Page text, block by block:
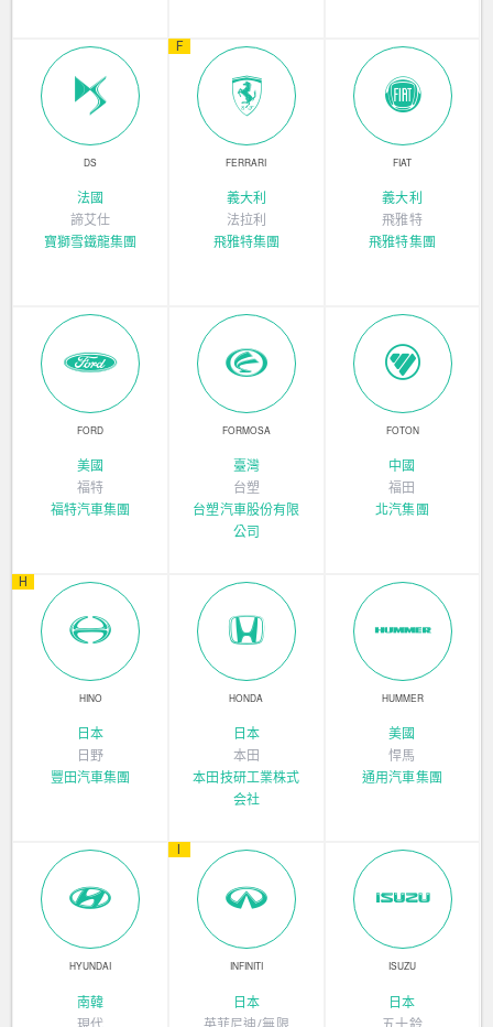
DS
法國
諦艾仕
寶獅雪鐵龍集團
F
FERRARI
義大利
法拉利
飛雅特集團
FIAT
義大利
飛雅特
飛雅特集團
FORD
美國
福特
福特汽車集團
FORMOSA
臺灣
台塑
台塑汽車股份有限
公司
FOTON
中國
福田
北汽集團
H
HINO
日本
日野
豐田汽車集團
HONDA
日本
本田
本田技研工業株式
会社
HUMMER
美國
悍馬
通用汽車集團
HYUNDAI
南韓
I
INFINITI
日本
ISUZU
日本